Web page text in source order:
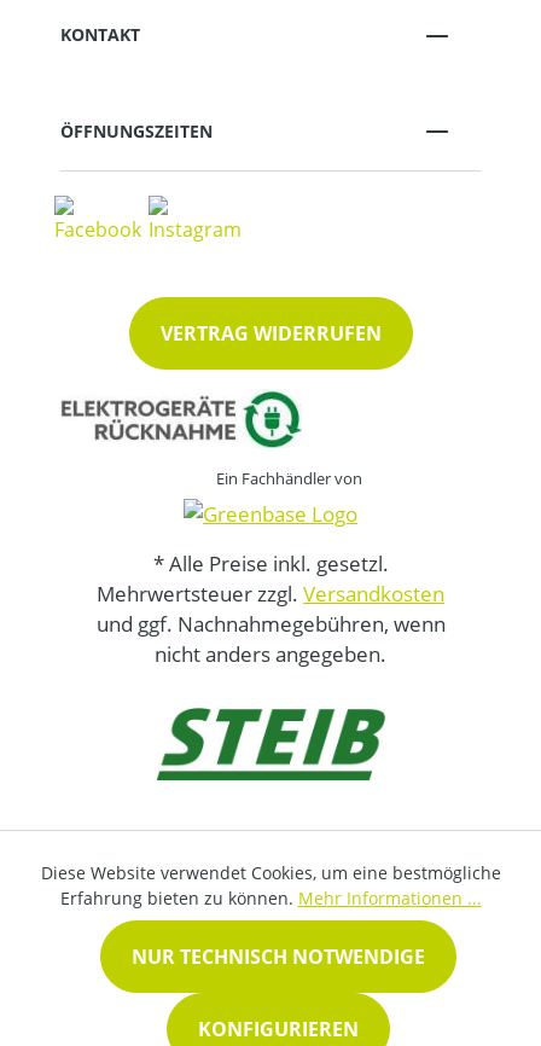
KONTAKT
ÖFFNUNGSZEITEN
VERTRAG WIDERRUFEN
Ein Fachhändler von
* Alle Preise inkl. gesetzl.
Mehrwertsteuer zzgl. Versandkosten
und ggf. Nachnahmegebühren, wenn
nicht anders angegeben.
Diese Website verwendet Cookies, um eine bestmögliche
Erfahrung bieten zu können. Mehr Informationen ...
NUR TECHNISCH NOTWENDIGE
KONFIGURIEREN